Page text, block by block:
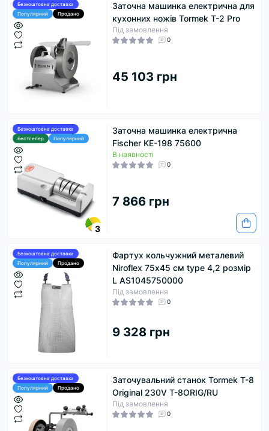
Безкоштовна доставка
Популярний
Продано
Заточна машинка електрична для
кухонних ножів Tormek T-2 Pro
Під замовлення
0
45 103 грн
Безкоштовна доставка
Бестселер
Популярний
3
Заточна машинка електрична
Fischer KE-198 75600
В наявності
0
7 866 грн
Безкоштовна доставка
Популярний
Продано
Фартух кольчужний металевий
Niroflex 75х45 см type 4,2 розмір
L AS1045750000
Під замовлення
0
9 328 грн
Безкоштовна доставка
Популярний
Продано
Заточувальний станок Tormek T-8
Original 230V T-8ORIG/RU
Під замовлення
0